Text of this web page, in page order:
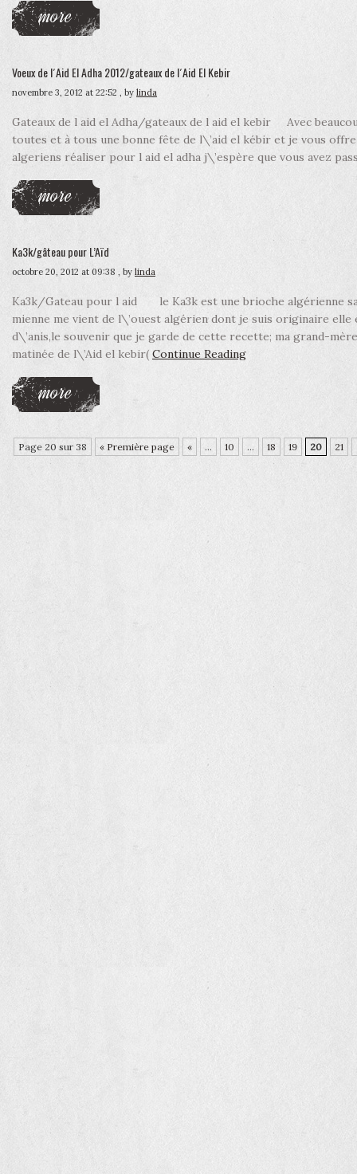
more
Voeux de l´Aid El Adha 2012/gateaux de l´Aid El Kebir
novembre 3, 2012 at 22:52 , by linda
Gateaux de l aid el Adha/gateaux de l aid el kebir Avec
toutes et à tous une bonne fête de l\’aid el kébir et je vous
algeriens réaliser pour l aid el adha j\’espère que vous avez
more
Ka3k/gâteau pour L’Aïd
octobre 20, 2012 at 09:38 , by linda
Ka3k/Gateau pour l aid le Ka3k est une brioche algérienne
mienne me vient de l\’ouest algérien dont je suis originaire
d\’anis,le souvenir que je garde de cette recette; ma grand-
matinée de l\’Aid el kebir( Continue Reading
more
Page 20 sur 38 « Première page « ... 10 ... 18 19 20 21